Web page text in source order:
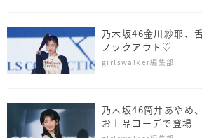
乃木坂46金川紗耶、
ノックアウト♡
girlswalker編集部
乃木坂46筒井あやめ
お上品コーデで登場